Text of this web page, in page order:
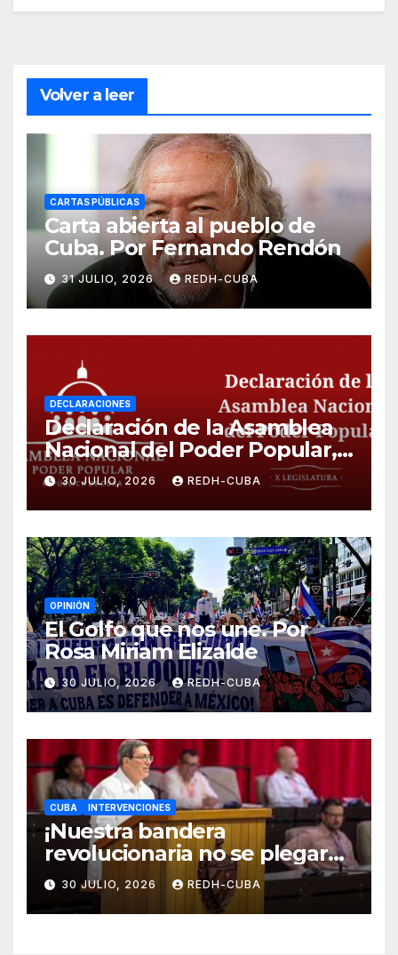
Volver a leer
CARTAS PÚBLICAS
Carta abierta al pueblo de
Cuba. Por Fernando Rendón
31 JULIO, 2026 REDH-CUBA
DECLARACIONES
Declaración de la Asamblea
Nacional del Poder Popular,
¡Cesen el cerco energético y
el castigo colectivo al pueblo
cubano!
30 JULIO, 2026 REDH-CUBA
OPINIÓN
El Golfo que nos une. Por
Rosa Miriam Elizalde
30 JULIO, 2026 REDH-CUBA
CUBA INTERVENCIONES
¡Nuestra bandera
revolucionaria no se plegará
jamás! Por Bruno Rodríguez
Parrilla
30 JULIO, 2026 REDH-CUBA